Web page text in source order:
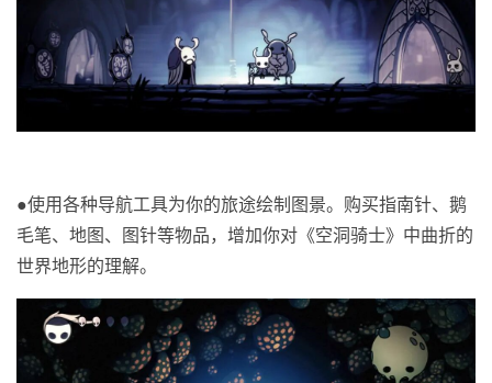
●使用各种导航工具为你的旅途绘制图景。购买指南针、鹅
毛笔、地图、图针等物品，增加你对《空洞骑士》中曲折的
世界地形的理解。